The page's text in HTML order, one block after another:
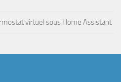
virtuel sous Home Assistant